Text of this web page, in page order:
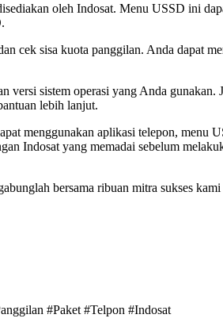
oleh Indosat. Menu USSD ini
cek sisa kuota panggilan. Anda dapat
versi sistem operasi yang Anda gunakan.
lebih lanjut.
menggunakan aplikasi telepon, menu
Indosat yang memadai sebelum
bersama ribuan mitra sukses
#Paket #Telpon #Indosat